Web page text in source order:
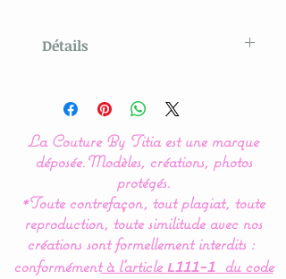
Détails
Couture By Titia
Ce tour de Lit est composé
de 5 coussins en forme de
nuages pour une déco de
chambre tout en douceur.
Dimensions :
La Couture By Titia est une marque
déposée.Modèles, créations, photos
protégés.
*Toute contrefaçon, tout plagiat, toute
reproduction, toute similitude avec nos
créations sont formellement interdits :
conformémentà l’article L111-1
du code